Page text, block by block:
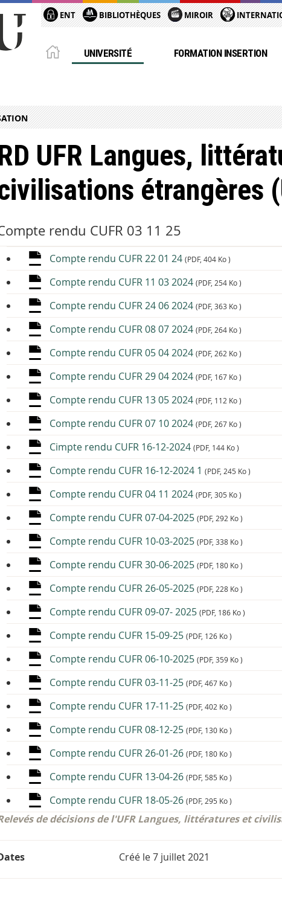
ENT BIBLIOTHÈQUES MIROIR
UNIVERSITÉ FORMATION INSERTION
UFR Langues,
étrangères
rendu CUFR 03 11 25
Compte rendu CUFR 22 01 24 (PDF, 404 Ko )
Compte rendu CUFR 11 03 2024 (PDF, 254 Ko )
Compte rendu CUFR 24 06 2024 (PDF, 363 Ko )
Compte rendu CUFR 08 07 2024 (PDF, 264 Ko )
Compte rendu CUFR 05 04 2024 (PDF, 262 Ko )
Compte rendu CUFR 29 04 2024 (PDF, 167 Ko )
Compte rendu CUFR 13 05 2024 (PDF, 112 Ko )
Compte rendu CUFR 07 10 2024 (PDF, 267 Ko )
Cimpte rendu CUFR 16-12-2024 (PDF, 144 Ko )
Compte rendu CUFR 16-12-2024 1 (PDF, 245 Ko )
Compte rendu CUFR 04 11 2024 (PDF, 305 Ko )
Compte rendu CUFR 07-04-2025 (PDF, 292 Ko )
Compte rendu CUFR 10-03-2025 (PDF, 338 Ko )
Compte rendu CUFR 30-06-2025 (PDF, 180 Ko )
Compte rendu CUFR 26-05-2025 (PDF, 228 Ko )
Compte rendu CUFR 09-07- 2025 (PDF, 186 Ko )
Compte rendu CUFR 15-09-25 (PDF, 126 Ko )
Compte rendu CUFR 06-10-2025 (PDF, 359 Ko )
Compte rendu CUFR 03-11-25 (PDF, 467 Ko )
Compte rendu CUFR 17-11-25 (PDF, 402 Ko )
Compte rendu CUFR 08-12-25 (PDF, 130 Ko )
Compte rendu CUFR 26-01-26 (PDF, 180 Ko )
Compte rendu CUFR 13-04-26 (PDF, 585 Ko )
Compte rendu CUFR 18-05-26 (PDF, 295 Ko )
de décisions de l'UFR Langues, littératures et
Créé le7 juillet 2021